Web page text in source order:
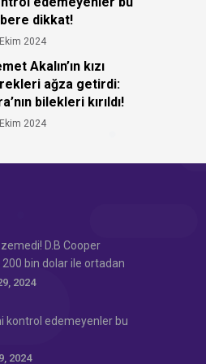
dikkat!
2024
Akalın’ın kızı
ağza getirdi:
bilekleri kırıldı!
2024
D.B Cooper
200 bin dolar ile ortadan
2024
kontrol edemeyenler bu
2024